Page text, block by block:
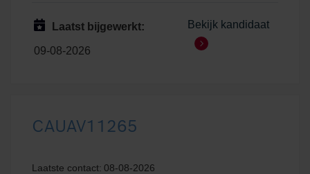
Laatst bijgewerkt:
09-08-2026
Bekijk kandidaat
CAUAV11265
Laatste contact: 08-08-2026